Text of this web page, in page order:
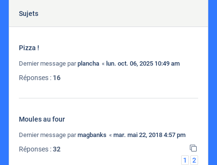
Sujets
Pizza !
Dernier message parplancha « lun. oct. 06, 2025 10:49 am
Réponses : 16
Moules au four
Dernier message parmagbanks « mar. mai 22, 2018 4:57 pm
Réponses :32
1
2